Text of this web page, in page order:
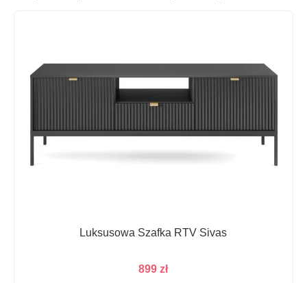
Luksusowa Szafka RTV Sivas
899zł